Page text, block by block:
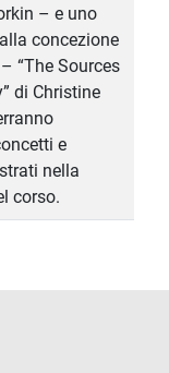
– e uno
concezione
“The Sources
di Christine
e
nella
corso.